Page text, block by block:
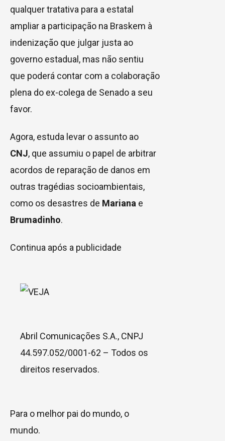
qualquer tratativa para a estatal
ampliar a participação na Braskem à
indenização que julgar justa ao
governo estadual, mas não sentiu
que poderá contar com a colaboração
plena do ex-colega de Senado a seu
favor.
Agora, estuda levar o assunto ao
CNJ, que assumiu o papel de arbitrar
acordos de reparação de danos em
outras tragédias socioambientais,
como os desastres de Mariana e
Brumadinho.
Continua após a publicidade
Abril Comunicações S.A., CNPJ
44.597.052/0001-62 – Todos os
direitos reservados.
Para o melhor pai do mundo, o
mundo.